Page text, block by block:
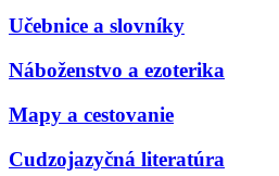
Učebnice a slovníky
Náboženstvo a ezoterika
Mapy a cestovanie
Cudzojazyčná literatúra